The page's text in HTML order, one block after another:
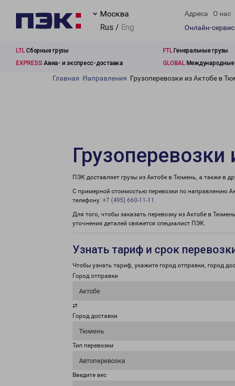
Москва
Rus / Eng
Адреса О нас
Онлайн-
LTLСборные грузы FTLГенеральные грузы
EXPRESS Авиа- и экспресс-доставка GLOBALМеждународные
Главная Направления Грузоперевозки из Актобе в
ПЭК доставляет грузы из Актобе в Тюмень, а также в
С примерной стоимостью перевозки по направлению
телефону: +7 (495) 660-11-11 .
Для того, чтобы заказать перевозку из Актобе в
уточнения деталей свяжется специалист ПЭК.
Узнать тариф и срок
Чтобы узнать тариф, укажите город отправки, город
Город отправки
Актобе
⇄
Город доставки
Тюмень
Тип перевозки
Автоперевозка
Введите вес